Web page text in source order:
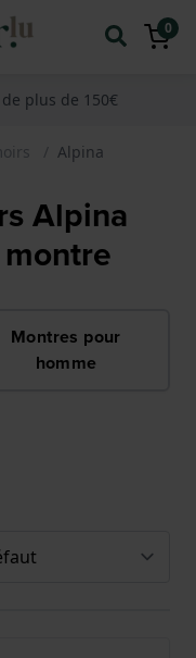
0
plus de 150€
Alpina
Alpina
Montres pour
homme